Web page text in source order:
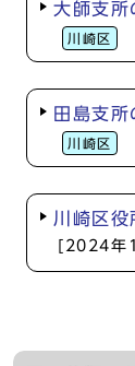
大師支所
川崎区
田島支所
川崎区
川崎区役
[2024年